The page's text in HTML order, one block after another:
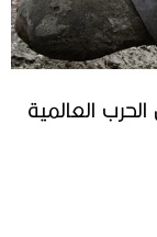
العالمية